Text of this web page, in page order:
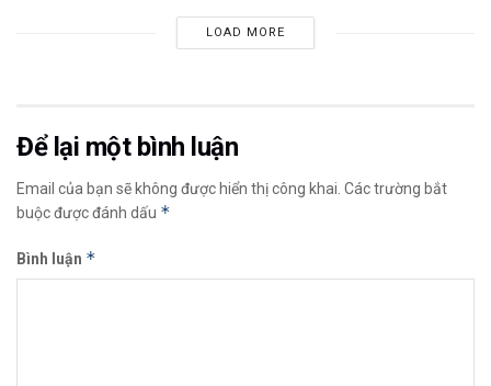
LOAD MORE
Để lại một bình luận
Email của bạn sẽ không được hiển thị công khai. Các trường bắt
buộc được đánh dấu *
Bình luận *